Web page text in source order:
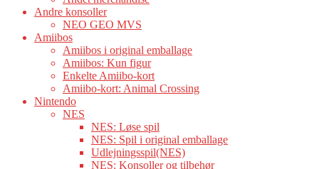
Andre konsoller
NEO GEO MVS
Amiibos
Amiibos i original emballage
Amiibos: Kun figur
Enkelte Amiibo-kort
Amiibo-kort: Animal Crossing
Nintendo
NES
NES: Løse spil
NES: Spil i original emballage
Udlejningsspil(NES)
NES: Konsoller og tilbehør